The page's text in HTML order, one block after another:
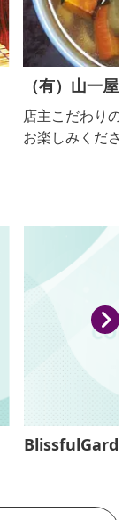
（有）山一屋
店主こだわりの
お楽しみください。 【おっきり